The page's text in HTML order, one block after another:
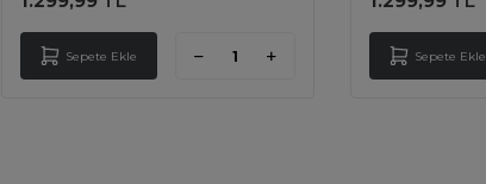
Sepete Ekle Sepete Ekle